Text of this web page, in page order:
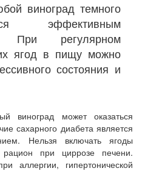
виноград темного
эффективным
При регулярном
ягод в пищу можно
состояния и
виноград может оказаться
сахарного диабета является
Нельзя включать ягоды
при циррозе печени.
аллергии, гипертонической